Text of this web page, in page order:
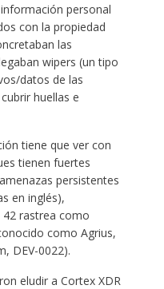
personal
con la propiedad
las
wipers (un tipo
datos de las
huellas e
tiene que ver con
tienen fuertes
persistentes
en inglés),
rastrea como
como Agrius,
DEV-0022).
eludir a Cortex XDR